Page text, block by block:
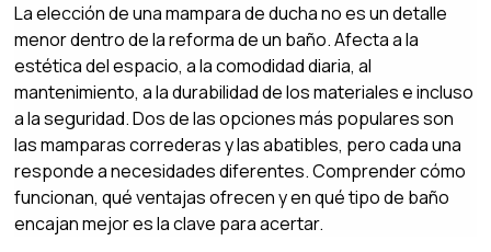
La elección de una mampara de ducha no es un detalle
menor dentro de la reforma de un baño. Afecta a la
estética del espacio, a la comodidad diaria, al
mantenimiento, a la durabilidad de los materiales e incluso
a la seguridad. Dos de las opciones más populares son
las mamparas correderas y las abatibles, pero cada una
responde a necesidades diferentes. Comprender cómo
funcionan, qué ventajas ofrecen y en qué tipo de baño
encajan mejor es la clave para acertar.